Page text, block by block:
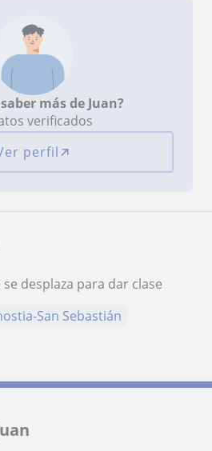
más de Juan?
verificados
perfil
desplaza para dar clase
San Sebastián